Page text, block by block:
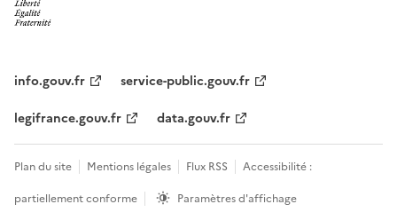
info.gouv.fr
service-public.gouv.fr
legifrance.gouv.fr
data.gouv.fr
Plan du site Mentions légales Flux RSS
Accessibilité :
partiellement conforme
Paramètres d'affichage